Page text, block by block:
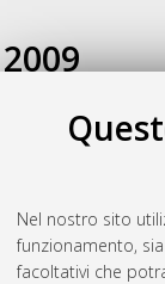
Nel nostro sito
funzionamento,
facoltativi che
2009
D'Alessandro,
synthase of
,
Università di
funzionale dei
10.6092/unibo/